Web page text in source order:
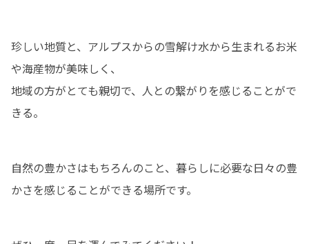
珍しい地質と、アルプスからの雪解け水から生まれるお米
や海産物が美味しく、
地域の方がとても親切で、人との繋がりを感じることがで
きる。
自然の豊かさはもちろんのこと、暮らしに必要な日々の豊
かさを感じることができる場所です。